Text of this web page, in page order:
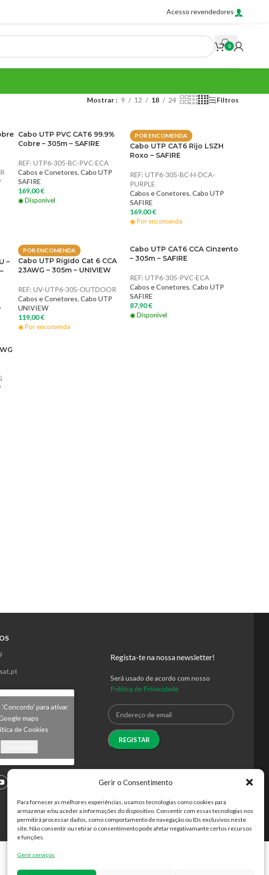
Gerir o Consentimento
Para fornecer as melhores experiências, usamos tecnologias como cookies para
armazenar e/ou aceder a informações do dispositivo. Consentir com essas tecnologias nos
permitirá processar dados, como comportamento de navegação ou IDs exclusivos neste
site. Não consentir ou retirar o consentimento pode afetar negativamante certos recursos
e funções.
Gerir serviços
Acesso revendedores
0
Mostrar 9 12 18 24 Filtros
Cabo UTP PVC CAT6 99.9%
Cobre – 305m – SAFIRE
REF:UTP6-305-BC-PVC-ECA
Cabos e Conetores, Cabo UTP
SAFIRE
169,00€
◉ Disponível
POR ENCOMENDA
Cabo UTP CAT6 Rijo LSZH
Roxo – SAFIRE
REF:UTP6-305-BC-H-DCA-
PURPLE
Cabos e Conetores, Cabo UTP
SAFIRE
169,00€
◉ Por encomenda
–
POR ENCOMENDA
Cabo UTP Rígido Cat 6 CCA
23AWG – 305m – UNIVIEW
REF:UV-UTP6-305-OUTDOOR
Cabos e Conetores, Cabo UTP
UNIVIEW
119,00€
◉ Por encomenda
Cabo UTP CAT6 CCA Cinzento
– 305m – SAFIRE
REF:UTP6-305-PVC-ECA
Cabos e Conetores, Cabo UTP
SAFIRE
87,90€
◉ Disponível
'Concordo' para ativar
maps
de Cookies
Regista-te na nossa newsletter!
Será usado de acordo com nosso
Política de Privacidade